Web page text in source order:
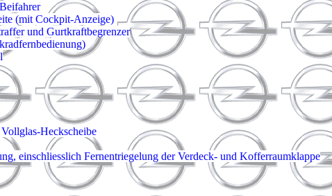
(mit Cockpit-Anzeige)
und Gurtkraftbegrenzer
Heckscheibe
einschliesslich Fernentriegelung der Verdeck- und Kofferraumklappe